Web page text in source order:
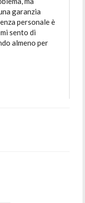
garanzia
personale è
sento di
almeno per